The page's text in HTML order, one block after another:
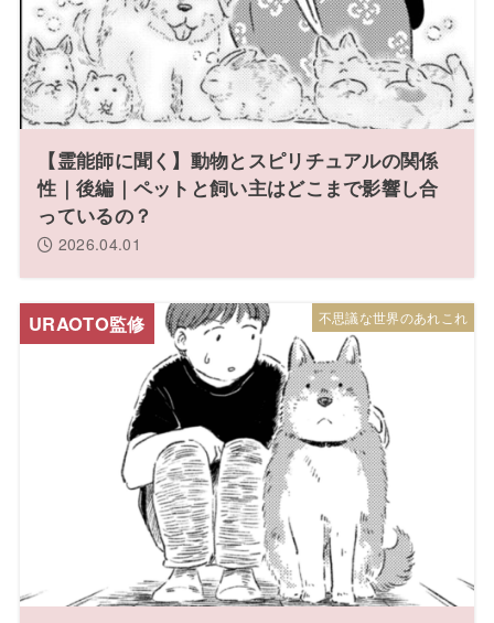
【霊能師に聞く】動物とスピリチュアルの関係
性｜後編｜ペットと飼い主はどこまで影響し合
っているの？
2026.04.01
不思議な世界のあれこれ